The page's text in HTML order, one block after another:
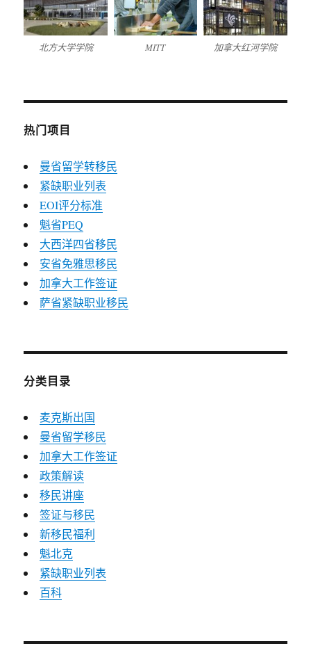
北方大学学院 MITT 加拿大红河学院
热门项目
曼省留学转移民
紧缺职业列表
EOI评分标准
魁省PEQ
大西洋四省移民
安省免雅思移民
加拿大工作签证
萨省紧缺职业移民
分类目录
麦克斯出国
曼省留学移民
加拿大工作签证
政策解读
移民讲座
签证与移民
新移民福利
魁北克
紧缺职业列表
百科